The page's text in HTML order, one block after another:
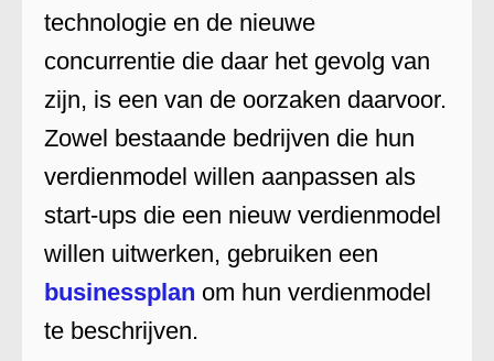
technologie en de nieuwe
concurrentie die daar het gevolg van
zijn, is een van de oorzaken daarvoor.
Zowel bestaande bedrijven die hun
verdienmodel willen aanpassen als
start-ups die een nieuw verdienmodel
willen uitwerken, gebruiken een
businessplan om hun verdienmodel
te beschrijven.